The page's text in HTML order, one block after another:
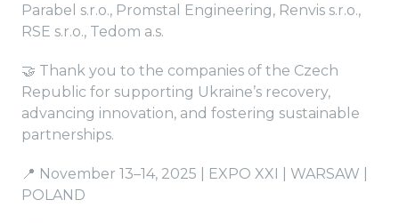
Parabel s.r.o., Promstal Engineering, Renvis s.r.o.,
RSE s.r.o., Tedom a.s.
🤝 Thank you to the companies of the Czech
Republic for supporting Ukraine’s recovery,
advancing innovation, and fostering sustainable
partnerships.
📍 November 13–14, 2025 | EXPO XXI | WARSAW |
POLAND